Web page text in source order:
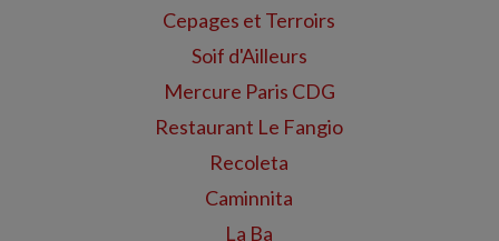
Cepages et Terroirs
Soif d'Ailleurs
Mercure Paris CDG
Restaurant Le Fangio
Recoleta
Caminnita
La Ba